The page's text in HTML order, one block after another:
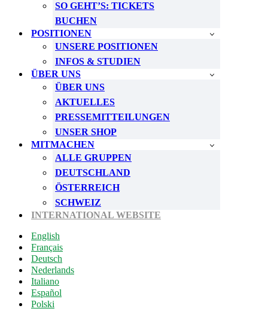
SO GEHT’S: TICKETS
BUCHEN
POSITIONEN
UNSERE POSITIONEN
INFOS & STUDIEN
ÜBER UNS
ÜBER UNS
AKTUELLES
PRESSEMITTEILUNGEN
UNSER SHOP
MITMACHEN
ALLE GRUPPEN
DEUTSCHLAND
ÖSTERREICH
SCHWEIZ
INTERNATIONAL WEBSITE
English
Français
Deutsch
Nederlands
Italiano
Español
Polski